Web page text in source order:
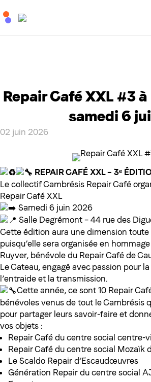
Repair Café XXL #3 à
samedi 6
02 juin 2026
REPAIR CAFÉ XXL – 3ᵉ
Le collectif Cambrésis Repair Café
Repair Café XXL
Samedi 6 juin 2026
Salle Degrémont – 44 rue des
Cette édition aura une dimension
puisqu’elle sera organisée en
Ruyver, bénévole du Repair Café de
Le Cateau, engagé avec passion pour
l’entraide et la transmission.
Cette année, ce sont 10 Repair
bénévoles venus de tout le Cambrésis
pour partager leurs savoir-faire et
vos objets :
Repair Café du centre social centre-
Repair Café du centre social Mozaïk
Le Scaldo Repair d’Escaudœuvres
Génération Repair du centre social